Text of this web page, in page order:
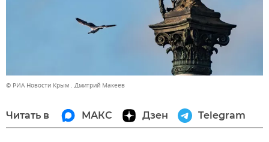
© РИА Новости Крым . Дмитрий Макеев
Читать в МАКС Дзен Telegram